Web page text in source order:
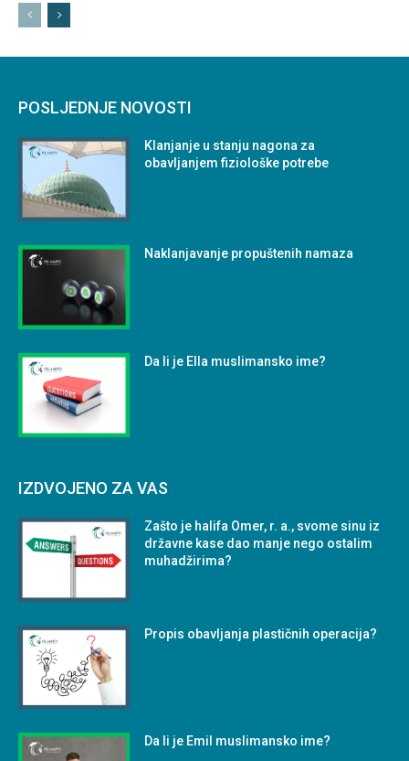
POSLJEDNJE NOVOSTI
Klanjanje u stanju nagona za
obavljanjem fiziološke potrebe
Naklanjavanje propuštenih namaza
Da li je Ella muslimansko ime?
IZDVOJENO ZA VAS
Zašto je halifa Omer, r. a., svome sinu iz
državne kase dao manje nego ostalim
muhadžirima?
Propis obavljanja plastičnih operacija?
Da li je Emil muslimansko ime?